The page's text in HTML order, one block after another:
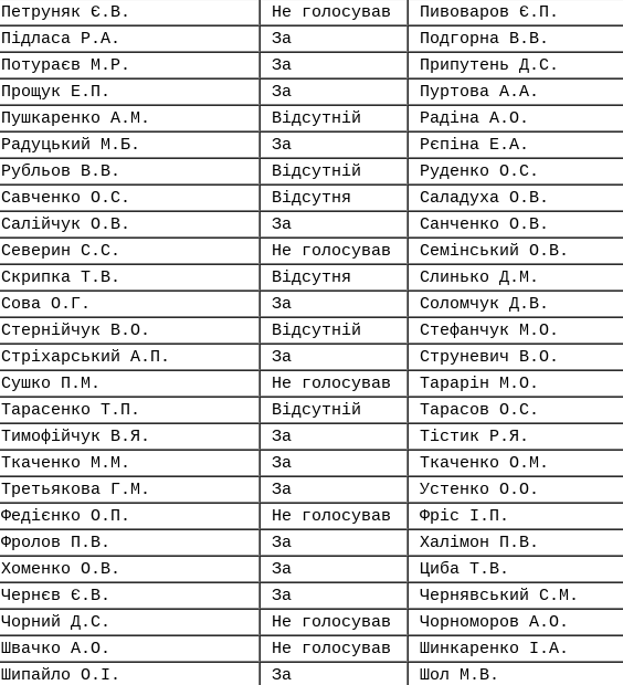
Петруняк Є.В.
Не голосував Пивоваров Є.П.
Підласа Р.А.
За Подгорна В.В.
Потураєв М.Р.
За Припутень Д.С.
Прощук Е.П.
За Пуртова А.А.
Пушкаренко А.М.
Відсутній Радіна А.О.
Радуцький М.Б.
За Рєпіна Е.А.
Рубльов В.В.
Відсутній Руденко О.С.
Савченко О.С.
Відсутня Саладуха О.В.
Салійчук О.В.
За Санченко О.В.
Северин С.С.
Не голосував Семінський О.В.
Скрипка Т.В.
Відсутня Слинько Д.М.
Сова О.Г.
За Соломчук Д.В.
Стернійчук В.О.
Відсутній Стефанчук М.О.
Стріхарський А.П.
За Струневич В.О.
Сушко П.М.
Не голосував Тарарін М.О.
Тарасенко Т.П.
Відсутній Тарасов О.С.
Тимофійчук В.Я.
За Тістик Р.Я.
Ткаченко М.М.
За Ткаченко О.М.
Третьякова Г.М.
За Устенко О.О.
Федієнко О.П.
Не голосував Фріс І.П.
Фролов П.В.
За Халімон П.В.
Хоменко О.В.
За Циба Т.В.
Чернєв Є.В.
За Чернявський С.М.
Чорний Д.С.
Не голосував Чорноморов А.О.
Швачко А.О.
Не голосував Шинкаренко І.А.
Шипайло О.І.
За Шол М.В.